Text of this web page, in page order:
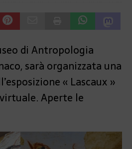
di Antropologia
sarà organizzata una
« Lascaux »
Aperte le